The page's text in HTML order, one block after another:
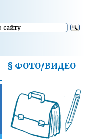
§ ФОТО/ВИДЕО